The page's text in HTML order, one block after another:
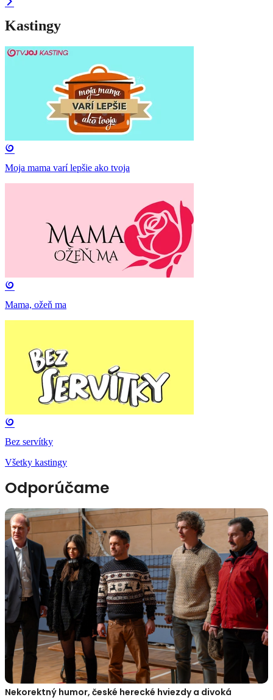
Kastingy
Moja mama varí lepšie ako tvoja
Mama, ožeň ma
Bez servítky
Všetky kastingy
Odporúčame
Nekorektný humor, české herecké hviezdy a divoká